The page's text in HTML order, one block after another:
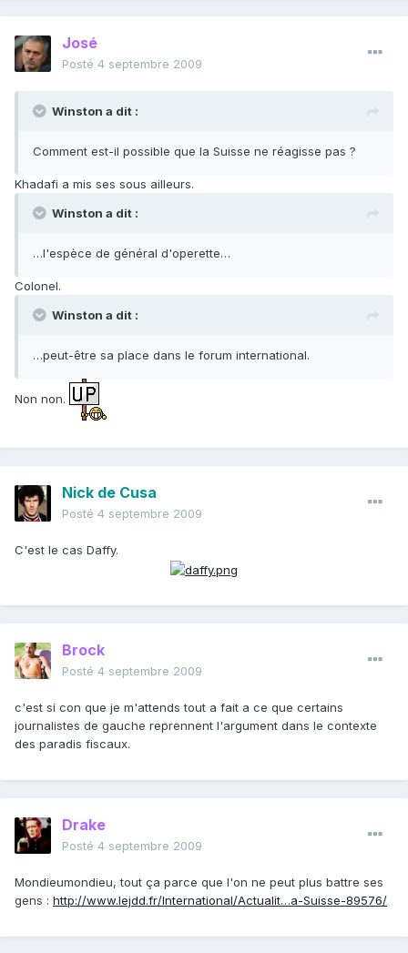
José
Posté 4 septembre 2009
Winston a dit :
Comment est-il possible que la Suisse ne réagisse pas ?
Khadafi a mis ses sous ailleurs.
Winston a dit :
…l'espèce de général d'operette…
Colonel.
Winston a dit :
…peut-être sa place dans le forum international.
Non non.
Nick de Cusa
Posté 4 septembre 2009
C'est le cas Daffy.
Brock
Posté 4 septembre 2009
c'est si con que je m'attends tout a fait a ce que certains
journalistes de gauche reprennent l'argument dans le contexte
des paradis fiscaux.
Drake
Posté 4 septembre 2009
Mondieumondieu, tout ça parce que l'on ne peut plus battre ses
gens : http://www.lejdd.fr/International/Actualit…a-Suisse-89576/